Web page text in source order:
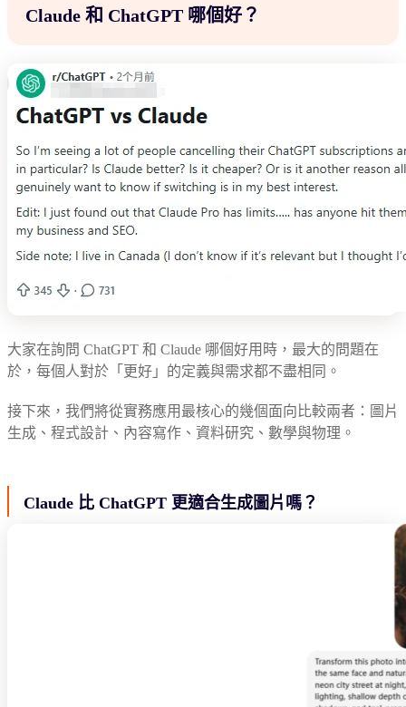
Claude 和 ChatGPT 哪個好？
大家在詢問 ChatGPT 和 Claude 哪個好用時，最大的問題在
於，每個人對於「更好」的定義與需求都不盡相同。
接下來，我們將從實務應用最核心的幾個面向比較兩者：圖片
生成、程式設計、內容寫作、資料研究、數學與物理。
Claude 比 ChatGPT 更適合生成圖片嗎？